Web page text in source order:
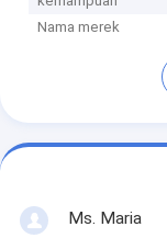
Nama merek
Ms. Maria